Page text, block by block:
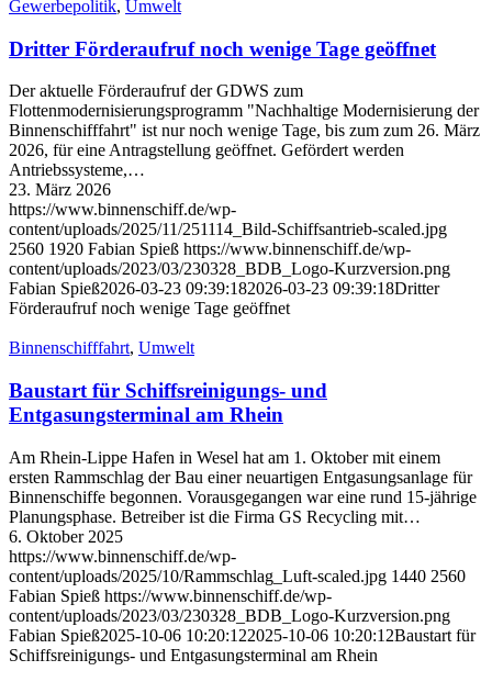
Gewerbepolitik, Umwelt
Dritter Förderaufruf noch wenige Tage geöffnet
Der aktuelle Förderaufruf der GDWS zum
Flottenmodernisierungsprogramm "Nachhaltige Modernisierung der
Binnenschifffahrt" ist nur noch wenige Tage, bis zum zum 26. März
2026, für eine Antragstellung geöffnet. Gefördert werden
Antriebssysteme,…
23. März 2026
https://www.binnenschiff.de/wp-
content/uploads/2025/11/251114_Bild-Schiffsantrieb-scaled.jpg
2560 1920 Fabian Spieß https://www.binnenschiff.de/wp-
content/uploads/2023/03/230328_BDB_Logo-Kurzversion.png
Fabian Spieß2026-03-23 09:39:182026-03-23 09:39:18Dritter
Förderaufruf noch wenige Tage geöffnet
Binnenschifffahrt, Umwelt
Baustart für Schiffsreinigungs- und
Entgasungsterminal am Rhein
Am Rhein-Lippe Hafen in Wesel hat am 1. Oktober mit einem
ersten Rammschlag der Bau einer neuartigen Entgasungsanlage für
Binnenschiffe begonnen. Vorausgegangen war eine rund 15-jährige
Planungsphase. Betreiber ist die Firma GS Recycling mit…
6. Oktober 2025
https://www.binnenschiff.de/wp-
content/uploads/2025/10/Rammschlag_Luft-scaled.jpg 1440 2560
Fabian Spieß https://www.binnenschiff.de/wp-
content/uploads/2023/03/230328_BDB_Logo-Kurzversion.png
Fabian Spieß2025-10-06 10:20:122025-10-06 10:20:12Baustart für
Schiffsreinigungs- und Entgasungsterminal am Rhein